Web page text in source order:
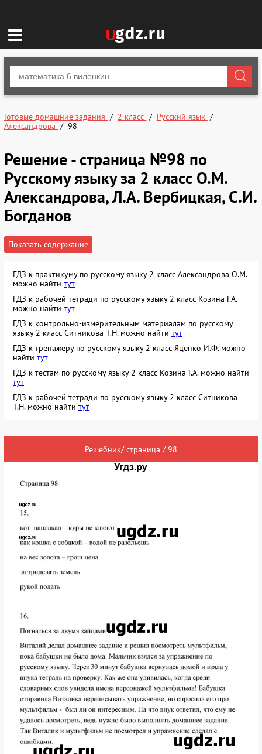
Готовые домашние задания 2 класс
Русский язык
Александрова
98
Решение - страница №98 по
Русскому языку за 2 класс О.М.
Александрова, Л.А. Вербицкая, С.И.
Богданов
Показать содержание
ГДЗ к практикуму по русскому языку 2 класс Александрова О.М.
можно найти тут
ГДЗ к рабочей тетради по русскому языку 2 класс Козина Г.А.
можно найти тут
ГДЗ к контрольно-измерительным материалам по русскому
языку 2 класс Ситникова Т.Н. можно найти тут
ГДЗ к тренажёру по русскому языку 2 класс Яценко И.Ф. можно
найти тут
ГДЗ к тестам по русскому языку 2 класс Козина Г.А. можно найти
тут
ГДЗ к рабочей тетради по русскому языку 2 класс Ситникова
Т.Н. можно найти тут
Решебник/ страница / 98